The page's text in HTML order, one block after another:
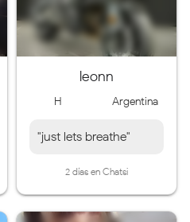
leonn
H Argentina
"just lets breathe"
2 días en Chatsi